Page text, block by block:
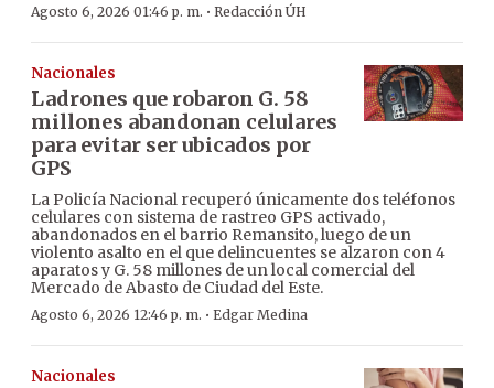
Agosto 6, 2026 01:46 p. m. · Redacción ÚH
Nacionales
Ladrones que robaron G. 58
millones abandonan celulares
para evitar ser ubicados por
GPS
La Policía Nacional recuperó únicamente dos teléfonos
celulares con sistema de rastreo GPS activado,
abandonados en el barrio Remansito, luego de un
violento asalto en el que delincuentes se alzaron con 4
aparatos y G. 58 millones de un local comercial del
Mercado de Abasto de Ciudad del Este.
Agosto 6, 2026 12:46 p. m. · Edgar Medina
Nacionales